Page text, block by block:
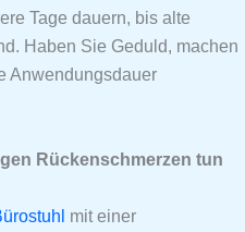
Tage dauern, bis alte
Haben Sie Geduld, machen
Anwendungsdauer
Rückenschmerzen tun
mit einer